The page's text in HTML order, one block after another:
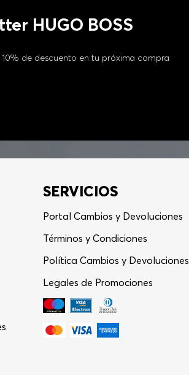
HUGO BOSS
de descuento en tu próxima compra
SERVICIOS
Portal Cambios y Devoluciones
Términos y Condiciones
Política Cambios y Devoluciones
Legales de Promociones